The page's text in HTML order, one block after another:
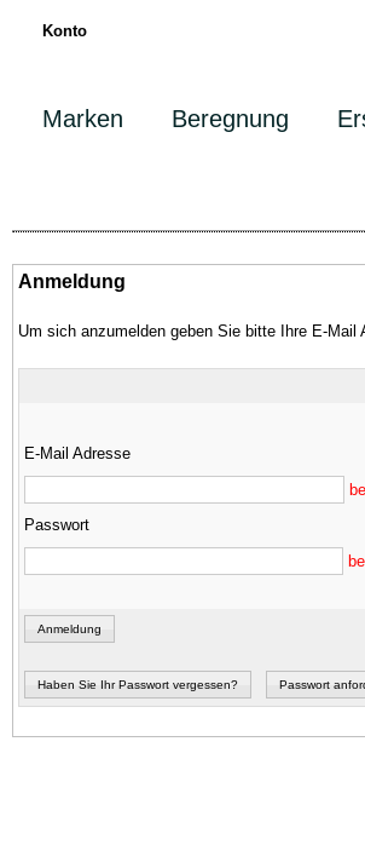
Konto
Marken Beregnung
Anmeldung
Um sich anzumelden geben Sie bitte Ihre E-Mail
E-Mail Adresse
Passwort
Anmeldung
Haben Sie Ihr Passwort vergessen? Passwort